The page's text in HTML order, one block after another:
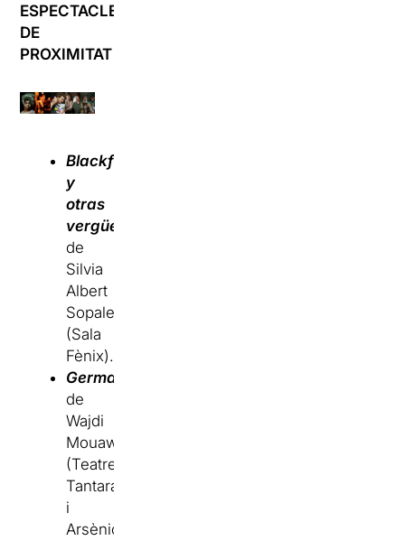
ESPECTACLE
DE
PROXIMITAT
Blackface
y
otras
vergüenzas
de
Silvia
Albert
Sopale
(Sala
Fènix).
Germanes
de
Wajdi
Mouawad
(Teatre
Tantarantana
i
Arsènic